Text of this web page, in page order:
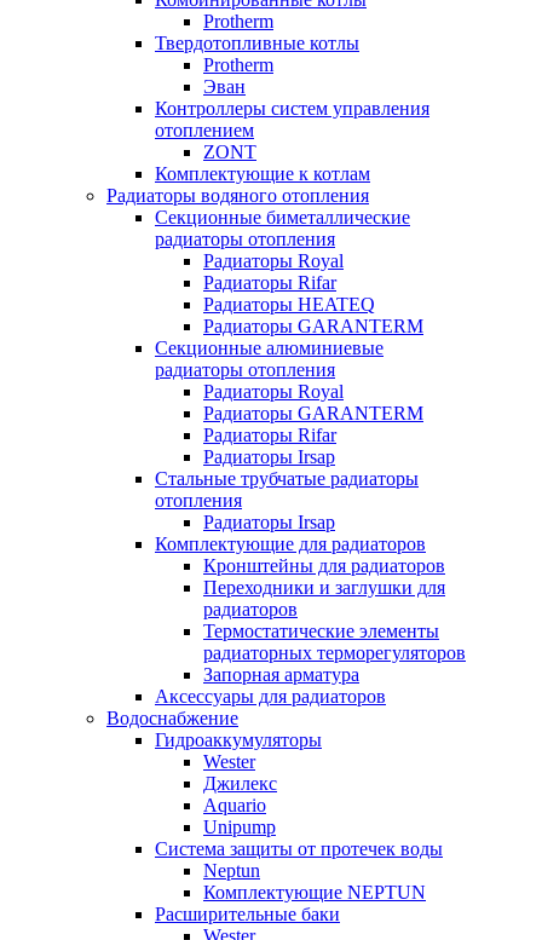
Protherm
Твердотопливные котлы
Protherm
Эван
Контроллеры систем управления
отоплением
ZONT
Комплектующие к котлам
Радиаторы водяного отопления
Секционные биметаллические
радиаторы отопления
Радиаторы Royal
Радиаторы Rifar
Радиаторы HEATEQ
Радиаторы GARANTERM
Секционные алюминиевые
радиаторы отопления
Радиаторы Royal
Радиаторы GARANTERM
Радиаторы Rifar
Радиаторы Irsap
Стальные трубчатые радиаторы
отопления
Радиаторы Irsap
Комплектующие для радиаторов
Кронштейны для радиаторов
Переходники и заглушки для
радиаторов
Термостатические элементы
радиаторных терморегуляторов
Запорная арматура
Аксессуары для радиаторов
Водоснабжение
Гидроаккумуляторы
Wester
Джилекс
Aquario
Unipump
Система защиты от протечек воды
Neptun
Комплектующие NEPTUN
Расширительные баки
Wester